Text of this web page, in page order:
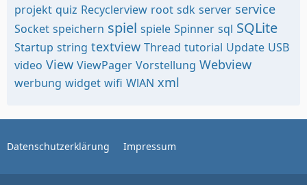
projekt quiz Recyclerview root sdk server service
Socket speichern spiel spiele Spinner sql SQLite
Startup string textview Thread tutorial Update USB
video View ViewPager Vorstellung Webview
werbung widget wifi WlAN xml
Datenschutzerklärung Impressum